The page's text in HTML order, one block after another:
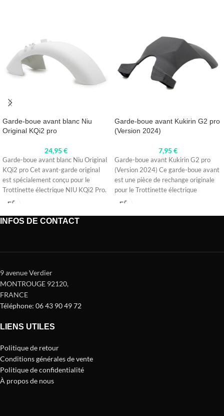
Garde-boue avant blanc Niu
Original KQi2 pro
24,95€
Garde-boue avant blanc Niu Original
KQi2 pro Cet avant-garde original
est spécialement conçu pour le
Trottinette électrique NIU KQi2 Pro.
Garde-boue avant Kukirin G2 pro
(Version 2024)
7,95€
Garde-boue avant Kukirin G2 pro
(Version 2024) Ce garde-boue avant
est une pièce de rechange originale
pour le Trottinette électrique
INFOS DE CONTACT
9 avenue Verdier
MONTROUGE 92120,
FRANCE
Téléphone: 06 43 90 49 72
LIENS UTILES
Politique de retour
Conditions générales de vente
Politique de confidentialité
À propos de nous